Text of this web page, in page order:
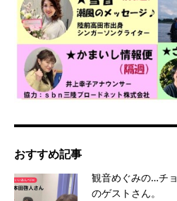
おすすめ記事
観音めぐみの…チ
のゲストさん。